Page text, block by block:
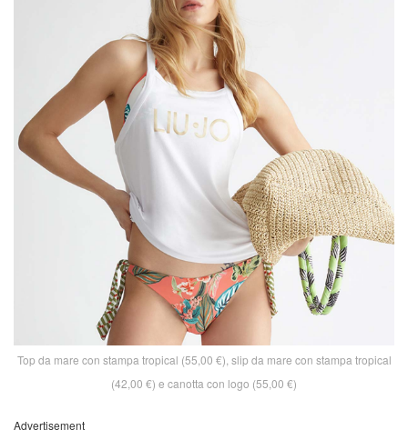
Top da mare con stampa tropical (55,00 €), slip da mare con stampa tropical
(42,00 €) e canotta con logo (55,00 €)
Advertisement